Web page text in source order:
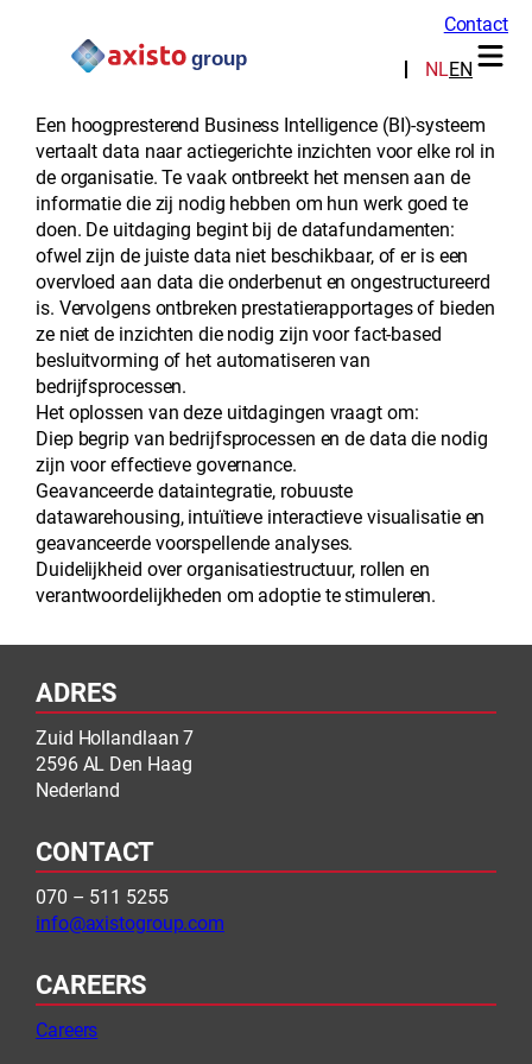
Contact
NLEN
Service types:
Een hoogpresterend Business Intelligence (BI)-systeem
vertaalt data naar actiegerichte inzichten voor elke rol in
de organisatie. Te vaak ontbreekt het mensen aan de
informatie die zij nodig hebben om hun werk goed te
doen. De uitdaging begint bij de datafundamenten:
ofwel zijn de juiste data niet beschikbaar, of er is een
overvloed aan data die onderbenut en ongestructureerd
is. Vervolgens ontbreken prestatierapportages of bieden
ze niet de inzichten die nodig zijn voor fact-based
besluitvorming of het automatiseren van
bedrijfsprocessen.
Het oplossen van deze uitdagingen vraagt om:
Diep begrip van bedrijfsprocessen en de data die nodig
zijn voor effectieve governance.
Geavanceerde dataintegratie, robuuste
datawarehousing, intuïtieve interactieve visualisatie en
geavanceerde voorspellende analyses.
Duidelijkheid over organisatiestructuur, rollen en
verantwoordelijkheden om adoptie te stimuleren.
ADRES
Zuid Hollandlaan 7
2596 AL Den Haag
Nederland
CONTACT
070 – 511 5255
info@axistogroup.com
CAREERS
Careers